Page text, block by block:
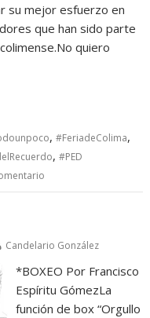
su mejor esfuerzo en
que han sido parte
quiero
,#FeriadeColima,
,#PED
Candelario González
*BOXEO Por Francisco
Espíritu GómezLa
función de box “Orgullo